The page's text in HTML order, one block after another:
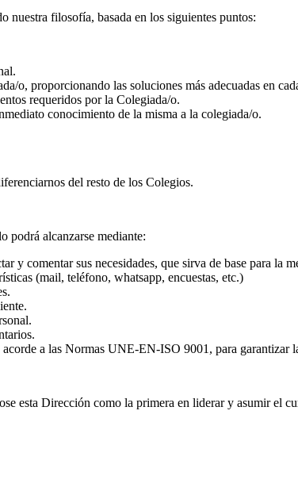
nuestra filosofía, basada en los siguientes puntos:
o, proporcionando las soluciones más adecuadas en
requeridos por la Colegiada/o.
conocimiento de la misma a la colegiada/o.
del resto de los Colegios.
podrá alcanzarse mediante:
y comentar sus necesidades, que sirva de base para la
(mail, teléfono, whatsapp, encuestas, etc.)
a las Normas UNE-EN-ISO 9001, para garantizar
esta Dirección como la primera en liderar y asumir el